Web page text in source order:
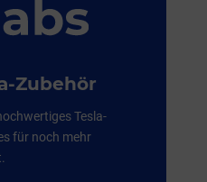
Zubehör
Tesla-
für noch mehr